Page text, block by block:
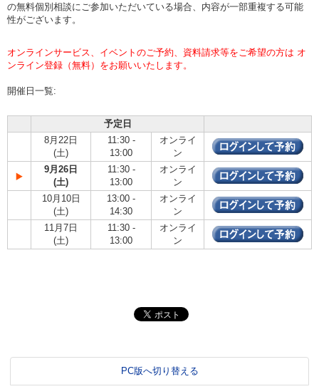
の無料個別相談にご参加いただいている場合、内容が一部重複する可能
性がございます。
オンラインサービス、イベントのご予約、資料請求等をご希望の方は オ
ンライン登録（無料）をお願いいたします。
開催日一覧:
予定日
8月22日
(土)
11:30 -
13:00
オンライ
ン
9月26日
(土)
11:30 -
13:00
オンライ
ン
10月10日
(土)
13:00 -
14:30
オンライ
ン
11月7日
(土)
11:30 -
13:00
オンライ
ン
PC版へ切り替える